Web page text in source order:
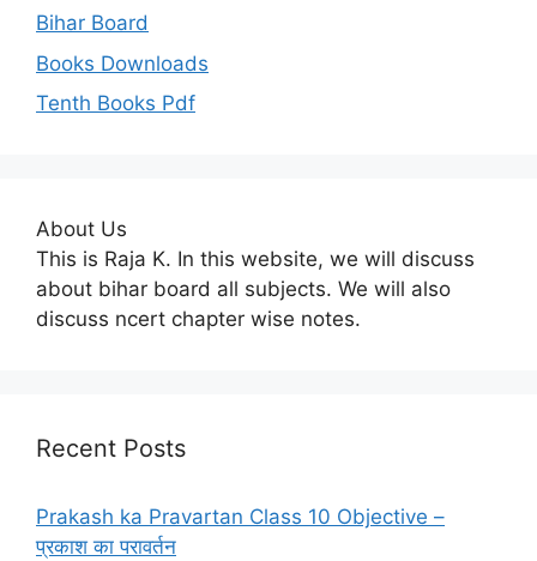
Bihar Board
Books Downloads
Tenth Books Pdf
About Us
This is Raja K. In this website, we will discuss
about bihar board all subjects. We will also
discuss ncert chapter wise notes.
Recent Posts
Prakash ka Pravartan Class 10 Objective –
प्रकाश का परावर्तन